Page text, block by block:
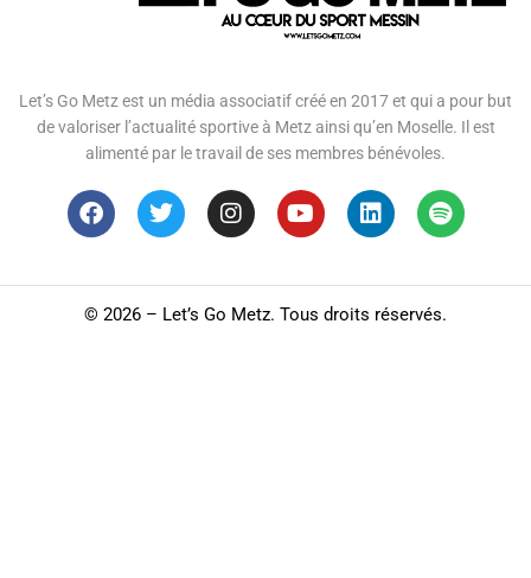
Let’s Go Metz est un média associatif créé en 2017 et qui a pour but
de valoriser l’actualité sportive à Metz ainsi qu’en Moselle. Il est
alimenté par le travail de ses membres bénévoles.
© 2026 – Let’s Go Metz. Tous droits réservés.